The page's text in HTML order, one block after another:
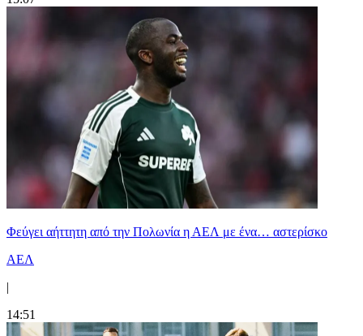
Φεύγει αήττητη από την Πολωνία η ΑΕΛ με ένα… αστερίσκο
ΑΕΛ
|
14:51